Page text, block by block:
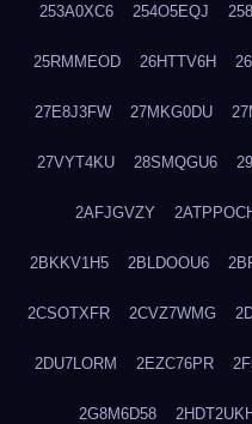
253A0XC6 254O5EQJ
25RMMEOD 26HTTV6H
27E8J3FW 27MKG0DU
27VYT4KU 28SMQGU6
2AFJGVZY
2BKKV1H5 2BLDOOU6
2CSOTXFR 2CVZ7WMG
2DU7LORM 2EZC76PR
2G8M6D58 2HDT2UKH